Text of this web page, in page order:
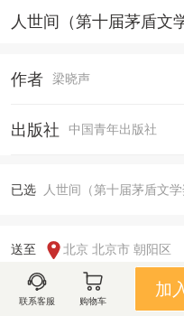
人世间（第十届茅盾文
作者 梁晓声
出版社 中国青年出版社
已选 人世间（第十届茅盾文学奖获奖作
送至
北京 北京市 朝阳区
联系客服 购物车
加